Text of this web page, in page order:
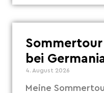
Sommertour
bei
4. August 2026
Meine